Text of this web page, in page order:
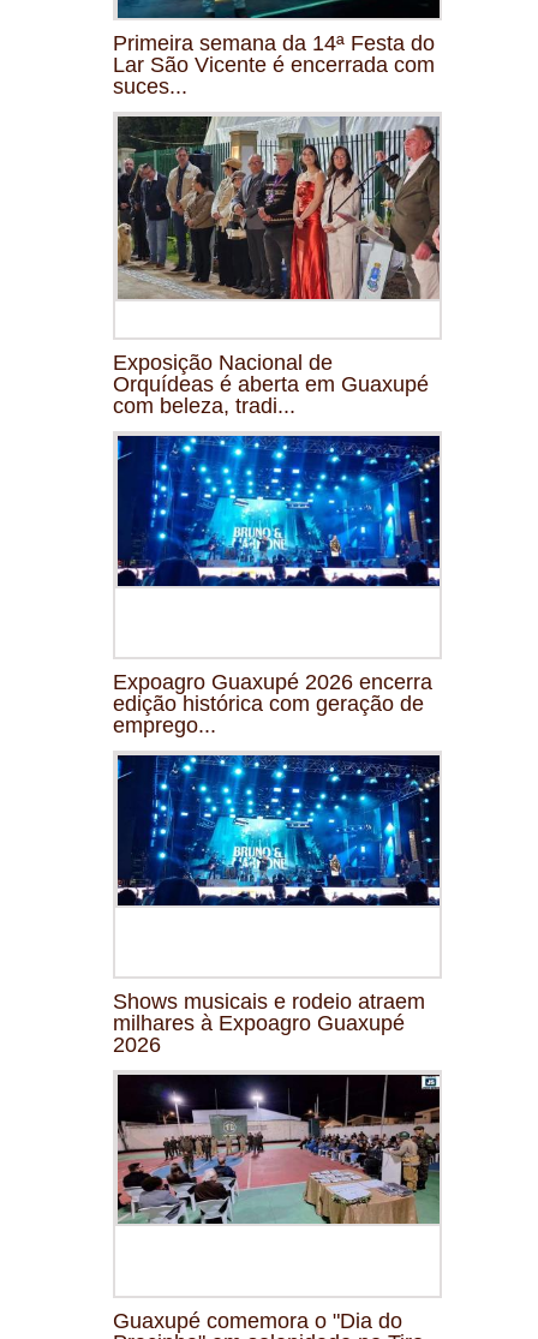
Primeira semana da 14ª Festa do
Lar São Vicente é encerrada com
suces...
Exposição Nacional de
Orquídeas é aberta em Guaxupé
com beleza, tradi...
Expoagro Guaxupé 2026 encerra
edição histórica com geração de
emprego...
Shows musicais e rodeio atraem
milhares à Expoagro Guaxupé
2026
Guaxupé comemora o "Dia do